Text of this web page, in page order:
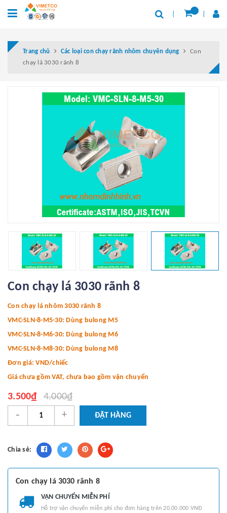
Trang chủ Các loại con chạy rãnh nhôm chuyên dụng
Con
chạy lá 3030 rãnh 8
Con chạy lá 3030 rãnh 8
Con chạy lá nhôm 3030 rãnh 8
VMC-SLN-8-M5-30: Dùng bulong M5
VMC-SLN-8-M6-30: Dùng bulong M6
VMC-SLN-8-M8-30: Dùng bulong M8
Đơn giá: VND/chiếc
Giá chưa gồm VAT, chưa bao gồm vận chuyển
3.500₫ 4.000₫
- + ĐẶT HÀNG
Chia sẻ:
Con chạy lá 3030 rãnh 8
VẬN CHUYỂN MIỄN PHÍ
Hỗ trợ vận chuyển miễn phí cho đơn hàng trên 20.00.000 VNĐ